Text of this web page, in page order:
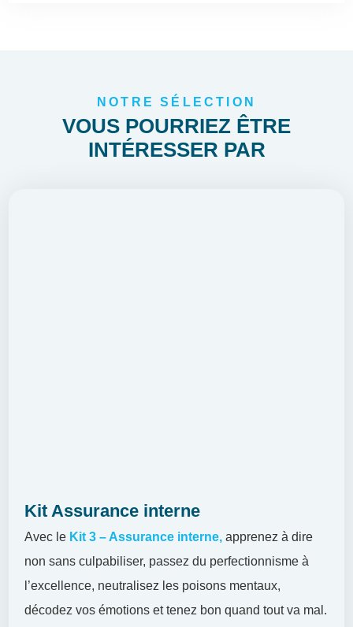
NOTRE SÉLECTION
VOUS POURRIEZ ÊTRE
INTÉRESSER PAR
Kit Assurance interne
Avec le Kit 3 – Assurance interne,apprenez à dire
non sans culpabiliser, passez du perfectionnisme à
l’excellence, neutralisez les poisons mentaux,
décodez vos émotions et tenez bon quand tout va mal.